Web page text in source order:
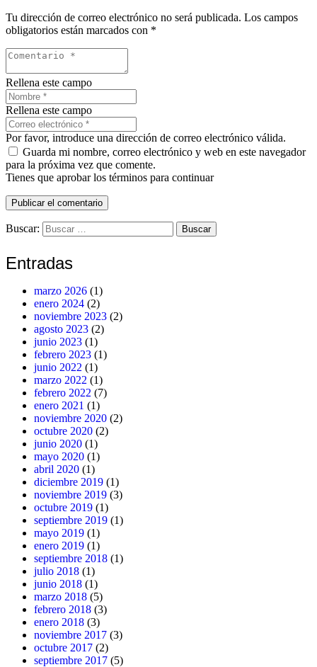
Tu dirección de correo electrónico no será publicada. Los campos
obligatorios están marcados con *
Rellena este campo
Rellena este campo
Por favor, introduce una dirección de correo electrónico válida.
Guarda mi nombre, correo electrónico y web en este navegador
para la próxima vez que comente.
Tienes que aprobar los términos para continuar
Publicar el comentario
Buscar:
Entradas
marzo 2026 (1)
enero 2024 (2)
noviembre 2023 (2)
agosto 2023 (2)
junio 2023 (1)
febrero 2023 (1)
junio 2022 (1)
marzo 2022 (1)
febrero 2022 (7)
enero 2021 (1)
noviembre 2020 (2)
octubre 2020 (2)
junio 2020 (1)
mayo 2020 (1)
abril 2020 (1)
diciembre 2019 (1)
noviembre 2019 (3)
octubre 2019 (1)
septiembre 2019 (1)
mayo 2019 (1)
enero 2019 (1)
septiembre 2018 (1)
julio 2018 (1)
junio 2018 (1)
marzo 2018 (5)
febrero 2018 (3)
enero 2018 (3)
noviembre 2017 (3)
octubre 2017 (2)
septiembre 2017 (5)